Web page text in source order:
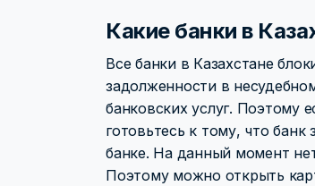
Какие банки в
Все банки в Казахстане
задолженности в
банковских услуг. Поэтому
готовьтесь к тому, что
банке. На данный момент
Поэтому можно открыть